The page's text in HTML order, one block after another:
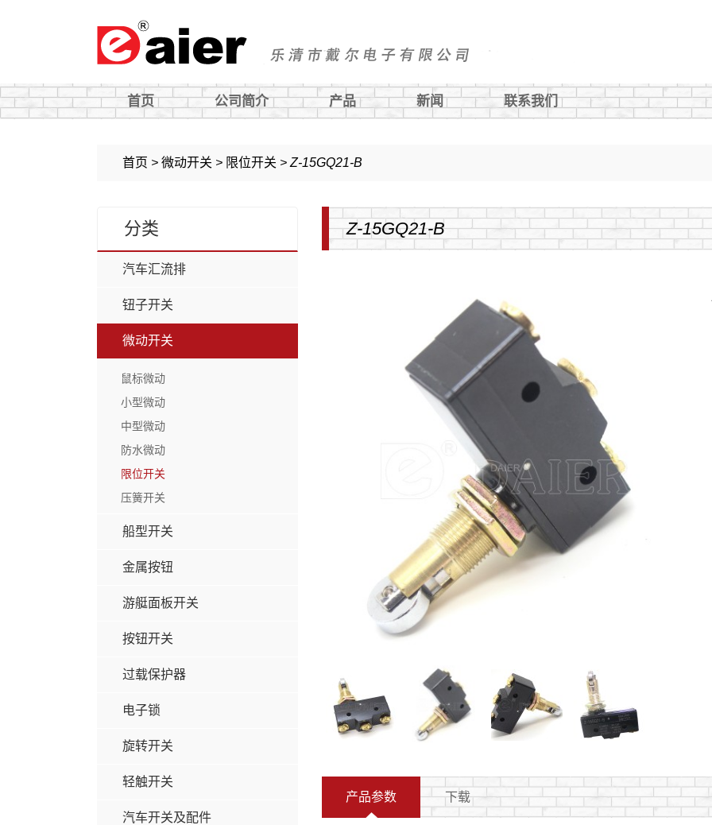
首页 公司简介 产品
钮子开关
船型开关
按钮开关
电子锁
旋钮
指示灯
新闻 联系我们
首页 > 微动开关 > 限位开关 > Z-15GQ21-B
分类
汽车汇流排
钮子开关
微动开关
鼠标微动
小型微动
中型微动
防水微动
限位开关
压簧开关
船型开关
金属按钮
游艇面板开关
按钮开关
过载保护器
电子锁
旋转开关
轻触开关
汽车开关及配件
Z-15GQ21-B
产品参数 下载